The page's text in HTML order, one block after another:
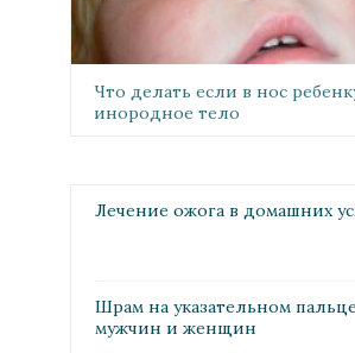
Что делать если в нос
инородное тело
Лечение ожога в домашних
Шрам на указательном
мужчин и женщин